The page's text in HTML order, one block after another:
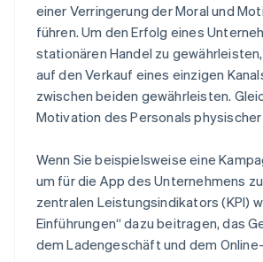
einer Verringerung der Moral und
führen. Um den Erfolg eines
stationären Handel zu
auf den Verkauf eines einzigen
zwischen beiden gewährleisten.
Motivation des Personals
Wenn Sie beispielsweise eine
um für die App des Unternehmens
zentralen Leistungsindikators (KPI)
Einführungen“ dazu beitragen, das
dem Ladengeschäft und dem